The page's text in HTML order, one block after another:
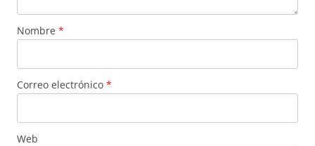
Nombre *
Correo electrónico *
Web